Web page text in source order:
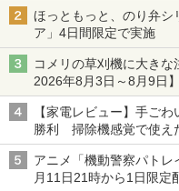
ほっともっと、のり弁シ
ア」4日間限定で実施
コメリの草刈機に大き
2026年8月3日～8月9日】
【家電レビュー】手ご
勝利 掃除機感覚で使え
アニメ「機動警察パトレ
月11日21時から1日限定